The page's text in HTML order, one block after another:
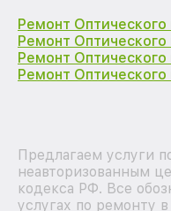
Ремонт
Ремонт
Ремонт
Ремонт
Предлагаем услуги
неавторизованным
кодекса РФ. Все
услугах по ремонту